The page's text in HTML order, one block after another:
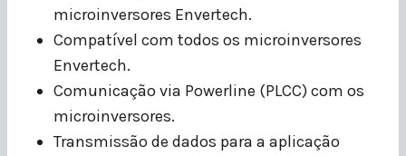
microinversores Envertech.
Compatível com todos os microinversores
Envertech.
Comunicação via Powerline (PLCC) com os
microinversores.
Transmissão de dados para a aplicação